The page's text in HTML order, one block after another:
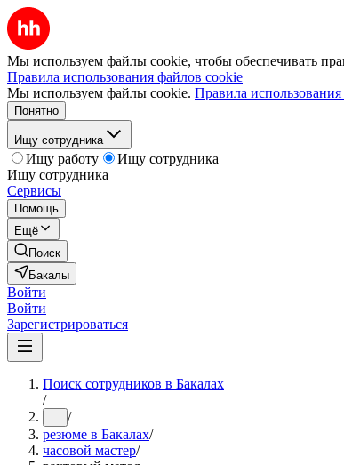
Мы используем файлы cookie, чтобы обеспечивать
Правила использования файлов cookie
Мы используем файлы cookie. Правила
Понятно
Ищу сотрудника
Ищу работу
Ищу сотрудника
Ищу сотрудника
Сервисы
Помощь
Ещё
Поиск
Бакалы
Войти
Войти
Зарегистрироваться
Поиск сотрудников в Бакалах
/
... /
резюме в Бакалах/
часовой мастер/